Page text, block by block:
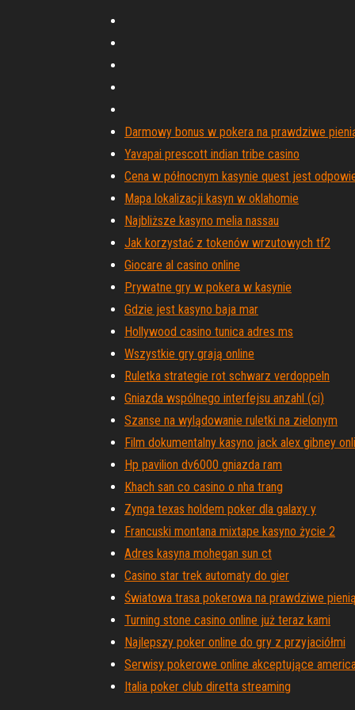
Darmowy bonus w pokera na prawdziwe
Yavapai prescott indian tribe casino
Cena w północnym kasynie quest jest
Mapa lokalizacji kasyn w oklahomie
Najbliższe kasyno melia nassau
Jak korzystać z tokenów wrzutowych tf2
Giocare al casino online
Prywatne gry w pokera w kasynie
Gdzie jest kasyno baja mar
Hollywood casino tunica adres ms
Wszystkie gry grają online
Ruletka strategie rot schwarz verdoppeln
Gniazda wspólnego interfejsu anzahl (ci)
Szanse na wylądowanie ruletki na zielonym
Film dokumentalny kasyno jack alex gibney
Hp pavilion dv6000 gniazda ram
Khach san co casino o nha trang
Zynga texas holdem poker dla galaxy y
Francuski montana mixtape kasyno życie 2
Adres kasyna mohegan sun ct
Casino star trek automaty do gier
Światowa trasa pokerowa na prawdziwe
Turning stone casino online już teraz kami
Najlepszy poker online do gry z przyjaciółmi
Serwisy pokerowe online akceptujące
Italia poker club diretta streaming